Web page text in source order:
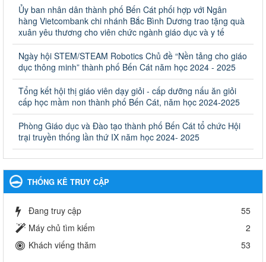
Quyết định công bố thủ tục hành chính bị bãi bỏ trong lĩnh
vực giáo dục đào tạo thuộc hệ giáo dục quốc dân và cơ sở
giáo dục khác thuộc thẩm quyền giải quyết của Sở Giáo dục
và Đào tạo, Ủy ban nhân dân cấp huyện
Quyết định công bố thủ tục hành chính bị bãi bỏ trong lĩnh vực
giáo dục đào tạo thuộc hệ giáo dục quốc dân và cơ sở giáo dục
khác thuộc thẩm quyền giải quyết của Sở Giáo dục và Đào tạo,
Ủy ban nhân dân cấp huyện
Ngày ban hành: 30/09/2024
Hướng dẫn thực hiện nhiệm vụ giáo dục tiểu học năm học
2024-2025
Hướng dẫn thực hiện nhiệm vụ giáo dục tiểu học năm học 2024-
2025
Ngày ban hành: 26/09/2024
Tổ chức các hoạt động hè cho học sinh năm 2024
Ngày ban hành: 24/05/2024
Tổ chức phong trào trồng cây xanh trong ngành Giáo dục
Ủy ban nhân dân thành phố Bến Cát phối hợp với Ngân
hàng Vietcombank chi nhánh Bắc Bình Dương trao tặng quà
xuân yêu thương cho viên chức ngành giáo dục và y tế
Ngày hội STEM/STEAM Robotics Chủ đề “Nền tảng cho giáo
dục thông minh” thành phố Bến Cát năm học 2024 - 2025
Tổng kết hội thị giáo viên dạy giỏi - cấp dưỡng nấu ăn giỏi
cấp học mầm non thành phố Bến Cát, năm học 2024-2025
Phòng Giáo dục và Đào tạo thành phố Bến Cát tổ chức Hội
trại truyền thống lần thứ IX năm học 2024- 2025
THỐNG KÊ TRUY CẬP
Đang truy cập
55
Máy chủ tìm kiếm
2
Khách viếng thăm
53